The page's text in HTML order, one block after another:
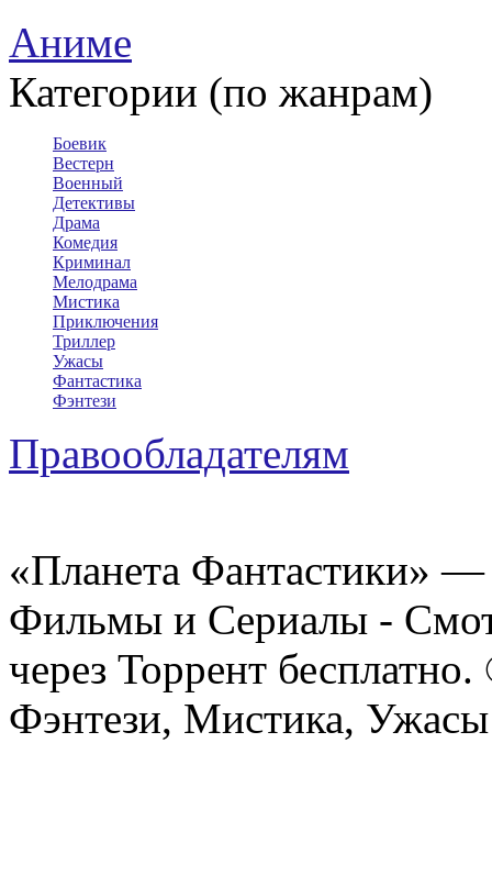
Аниме
Категории (по жанрам)
Боевик
Вестерн
Военный
Детективы
Драма
Комедия
Криминал
Мелодрама
Мистика
Приключения
Триллер
Ужасы
Фантастика
Фэнтези
Правообладателям
«Планета Фантастики»
Фильмы и Сериалы -
через Торрент
Фэнтези, Мистика,